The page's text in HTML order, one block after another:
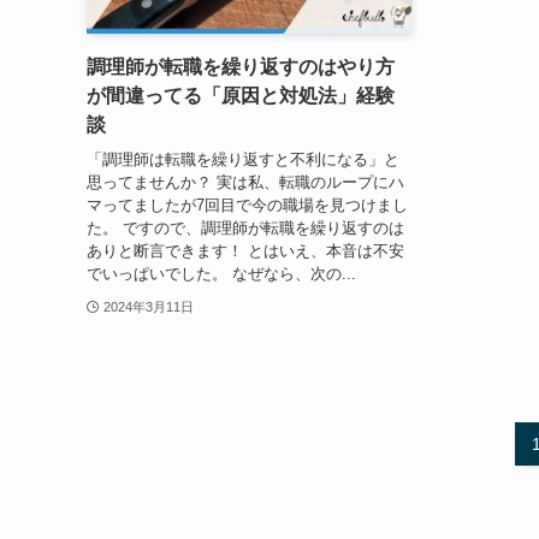
調理師が転職を繰り返すのはやり方
が間違ってる「原因と対処法」経験
談
「調理師は転職を繰り返すと不利になる」と
思ってませんか？ 実は私、転職のループにハ
マってましたが7回目で今の職場を見つけまし
た。 ですので、調理師が転職を繰り返すのは
ありと断言できます！ とはいえ、本音は不安
でいっぱいでした。 なぜなら、次の...
2024年3月11日
1